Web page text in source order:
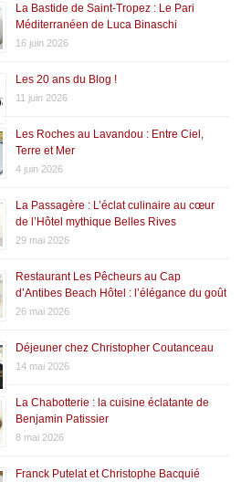
La Bastide de Saint-Tropez : Le Pari
Méditerranéen de Luca Binaschi
16 juin 2026
Les 20 ans du Blog !
11 juin 2026
Les Roches au Lavandou : Entre Ciel,
Terre et Mer
4 juin 2026
La Passagère : L’éclat culinaire au cœur
de l’Hôtel mythique Belles Rives
29 mai 2026
Restaurant Les Pêcheurs au Cap
d’Antibes Beach Hôtel : l’élégance du goût
26 mai 2026
Déjeuner chez Christopher Coutanceau
14 mai 2026
La Chabotterie : la cuisine éclatante de
Benjamin Patissier
8 mai 2026
Franck Putelat et Christophe Bacquié